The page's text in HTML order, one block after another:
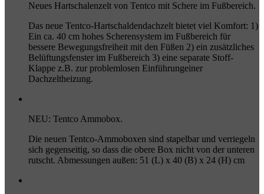
Neues Hartschalenzelt von Tentco mit Schere im Fußbereich.
Das neue Tentco-Hartschaldendachzelt bietet viel Komfort: 1)
Ein ca. 40 cm hohes Scherensystem im Fußbereich für
bessere Bewegungsfreiheit mit den Füßen 2) ein zusätzliches
Belüftungsfenster im Fußbereich 3) eine separate Stoff-
Klappe z.B. zur problemlosen Einführungeiner
Dachzeltheizung.
NEU: Tentco Ammobox.
Die neuen Tentco-Ammoboxen sind stapelbar und verriegeln
sich gegenseitig, so dass die obere Box nicht von der unteren
rutscht. Abmessungen außen: 51 (L) x 40 (B) x 24 (H) cm